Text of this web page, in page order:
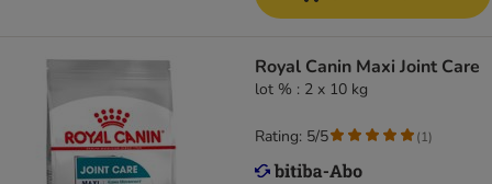
Royal Canin Maxi Joint Care
lot % : 2 x 10 kg
Rating: 5/5 (1)